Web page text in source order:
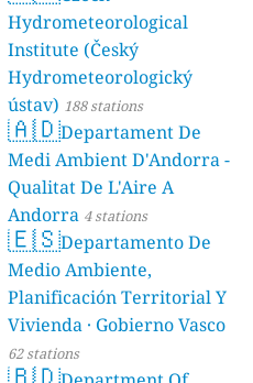
Hydrometeorological
Institute (Český
Hydrometeorologický
ústav) 188 stations
🇦🇩Departament De
Medi Ambient D'Andorra -
Qualitat De L'Aire A
Andorra 4 stations
🇪🇸Departamento De
Medio Ambiente,
Planificación Territorial Y
Vivienda · Gobierno Vasco
62 stations